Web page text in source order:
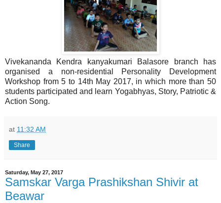
Vivekananda Kendra kanyakumari Balasore branch has
organised a non-residential Personality Development
Workshop from 5 to 14th May 2017, in which more than 50
students participated and learn Yogabhyas, Story, Patriotic &
Action Song.
at 11:32 AM
Share
Saturday, May 27, 2017
Samskar Varga Prashikshan Shivir at
Beawar